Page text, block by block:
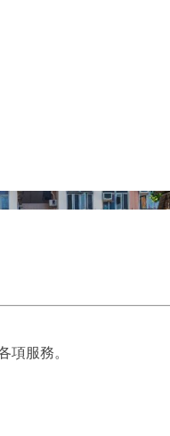
項服務。